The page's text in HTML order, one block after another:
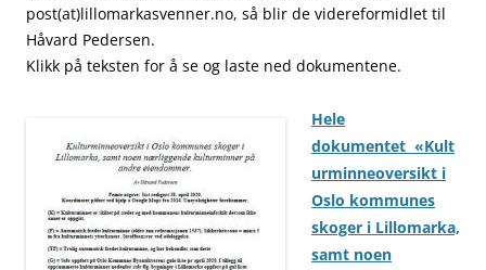
post(at)lillomarkasvenner.no, så blir de videreformidlet til
Håvard Pedersen.
Klikk på teksten for å se og laste ned dokumentene.
Hele
dokumentet «Kult
urminneoversikt i
Oslo kommunes
skoger i Lillomarka,
samt noen